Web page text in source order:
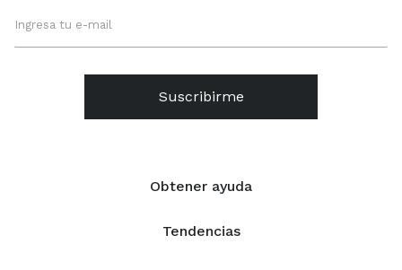
Obtener ayuda
Tendencias
Suscribirme